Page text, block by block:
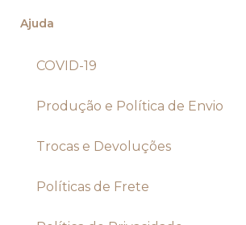
Ajuda
COVID-19
Produção e Política de Envio
Trocas e Devoluções
Políticas de Frete